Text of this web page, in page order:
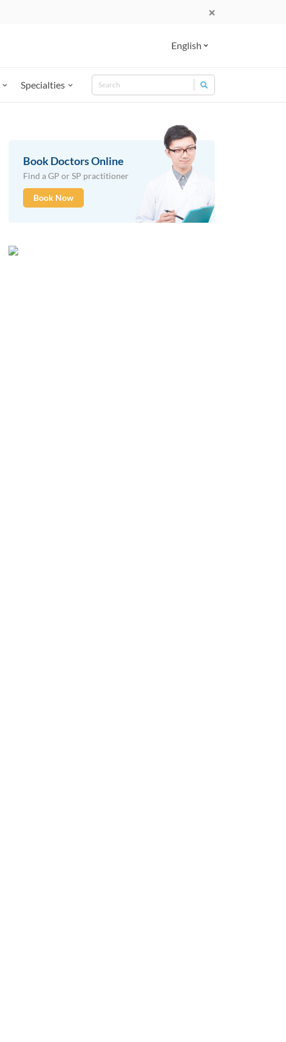
English
Specialties
Search for:
Search
Book Doctors Online
Find a GP or SP practitioner
Book Now